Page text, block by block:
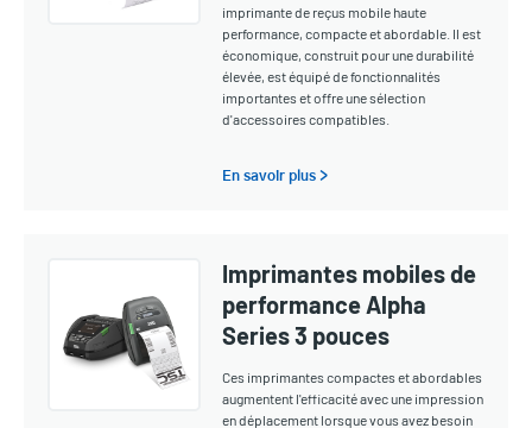
imprimante de reçus mobile haute
performance, compacte et abordable. Il est
économique, construit pour une durabilité
élevée, est équipé de fonctionnalités
importantes et offre une sélection
d'accessoires compatibles.
En savoir plus >
Imprimantes mobiles de
performance Alpha
Series 3 pouces
Ces imprimantes compactes et abordables
augmentent l'efficacité avec une impression
en déplacement lorsque vous avez besoin